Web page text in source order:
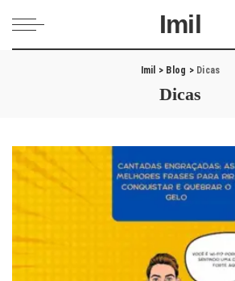
Imil
Imil > Blog > Dicas
Dicas